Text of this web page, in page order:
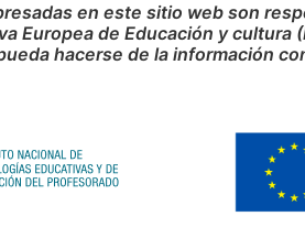
en este sitio web son
de Educación y cultura
hacerse de la información